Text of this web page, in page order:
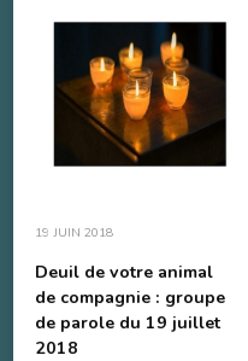
19 JUIN 2018
Deuil de votre animal
de compagnie : groupe
de parole du 19 juillet
2018